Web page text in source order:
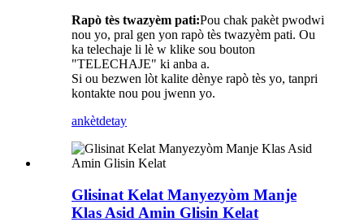
Rapò tès twazyèm pati:Pou chak pakèt pwodwi
nou yo, pral gen yon rapò tès twazyèm pati. Ou
ka telechaje li lè w klike sou bouton
"TELECHAJE" ki anba a.
Si ou bezwen lòt kalite dènye rapò tès yo, tanpri
kontakte nou pou jwenn yo.
ankètdetay
Glisinat Kelat Manyezyòm Manje
Klas Asid Amin Glisin Kelat